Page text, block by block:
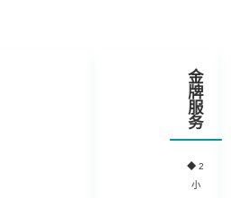
金
牌
服
务
◆2
小